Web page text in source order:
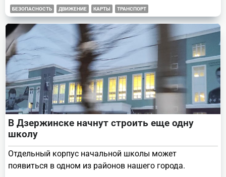
БЕЗОПАСНОСТЬ ДВИЖЕНИЕ КАРТЫ ТРАНСПОРТ
В Дзержинске начнут строить еще одну
школу
Отдельный корпус начальной школы может
появиться в одном из районов нашего города.